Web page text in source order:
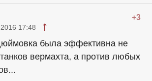
+3
17:48
была эффективна не
вермахта, а против любых